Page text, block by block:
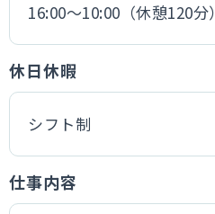
16:00～10:00（休憩120分）
休日休暇
シフト制
仕事内容